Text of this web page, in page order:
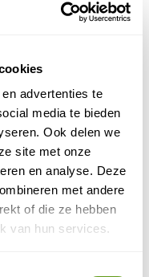
advertenties te
media te bieden
Ook delen we
site met onze
en analyse. Deze
met andere
of die ze hebben
van hun services.
misschien zie je een
dieren zien?
is het enige
waar de muskusos
dagexcursie
dieren. Vanaf een
walvisreis in het